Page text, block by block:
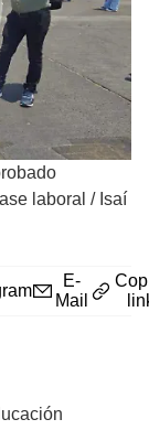
laboral / Isaí
E-
Mail